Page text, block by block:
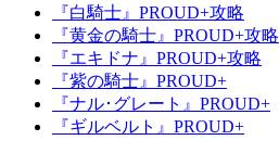
『白騎士』PROUD+攻略
『黄金の騎士』PROUD+攻略
『エキドナ』PROUD+攻略
『紫の騎士』PROUD+
『ナル･グレート』PROUD+
『ギルベルト』PROUD+